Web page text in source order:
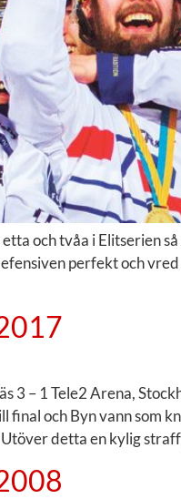
och tvåa i Elitserien
perfekt och
3 – 1 Tele2 Arena,
final och Byn vann som
detta en kylig